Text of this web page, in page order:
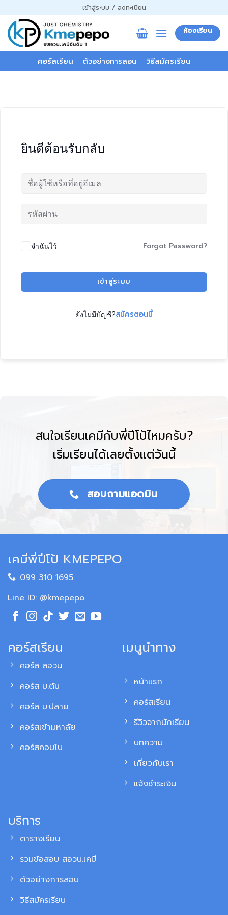
ไป
ยัง
เนื้อหา
เข้าสู่ระบบ / ลงทะเบียน
ห้องเรียน
คอร์สเรียน ตัวอย่างการสอน วิธีสมัครเรียน
ยินดีต้อนรับกลับ
จำฉันไว้ Forgot Password?
เข้าสู่ระบบ
ยังไม่มีบัญชี?สมัครตอนนี้
สนใจเรียนเคมีกับพี่ปีโป้ไหมครับ?
เริ่มเรียนได้เลยตั้งแต่วันนี้
สอบถามแอดมิน
เคมีพี่ปีโป้ KMEPEPO
099 310 1695
Line ID: @kmepepo
คอร์สเรียน
คอร์ส สอวน
คอร์ส ม.ต้น
คอร์ส ม.ปลาย
คอร์สเข้ามหาลัย
คอร์สคอมโบ
เมนูนำทาง
หน้าแรก
คอร์สเรียน
รีวิวจากนักเรียน
บทความ
เกี่ยวกับเรา
แจ้งชำระเงิน
บริการ
ตารางเรียน
รวมข้อสอบ สอวน.เคมี
ตัวอย่างการสอน
วิธีสมัครเรียน